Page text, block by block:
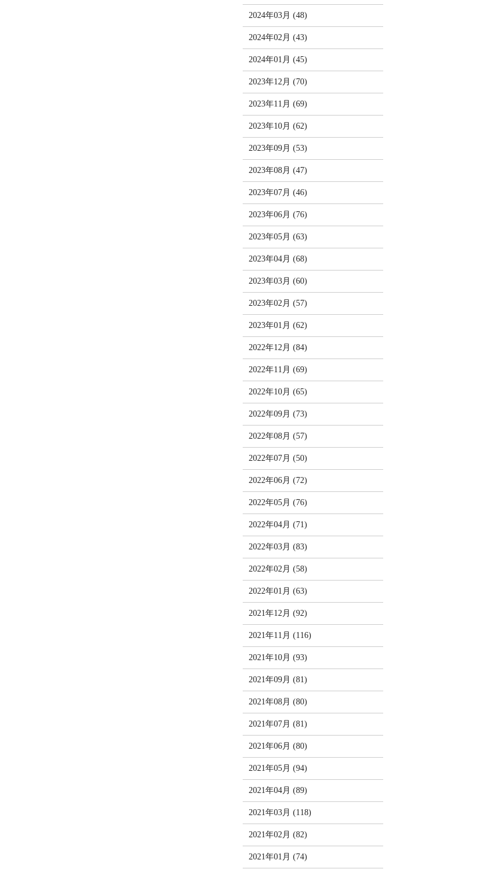
2024年03月 (48)
2024年02月 (43)
2024年01月 (45)
2023年12月 (70)
2023年11月 (69)
2023年10月 (62)
2023年09月 (53)
2023年08月 (47)
2023年07月 (46)
2023年06月 (76)
2023年05月 (63)
2023年04月 (68)
2023年03月 (60)
2023年02月 (57)
2023年01月 (62)
2022年12月 (84)
2022年11月 (69)
2022年10月 (65)
2022年09月 (73)
2022年08月 (57)
2022年07月 (50)
2022年06月 (72)
2022年05月 (76)
2022年04月 (71)
2022年03月 (83)
2022年02月 (58)
2022年01月 (63)
2021年12月 (92)
2021年11月 (116)
2021年10月 (93)
2021年09月 (81)
2021年08月 (80)
2021年07月 (81)
2021年06月 (80)
2021年05月 (94)
2021年04月 (89)
2021年03月 (118)
2021年02月 (82)
2021年01月 (74)